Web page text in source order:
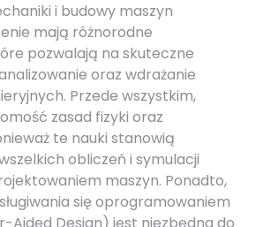
i budowy maszyn
mają różnorodne
pozwalają na skuteczne
oraz wdrażanie
Przede wszystkim,
zasad fizyki oraz
te nauki stanowią
obliczeń i symulacji
maszyn. Ponadto,
się oprogramowaniem